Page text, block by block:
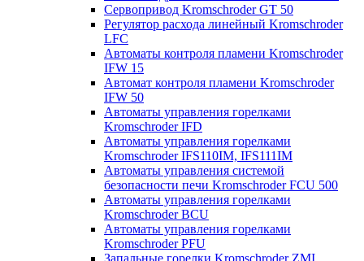
Cервопривод Kromschroder GT 50
Регулятор расхода линейный Kromschroder
LFC
Автоматы контроля пламени Kromschroder
IFW 15
Автомат контроля пламени Kromschroder
IFW 50
Автоматы управления горелками
Kromschroder IFD
Автоматы управления горелками
Kromschroder IFS110IM, IFS111IM
Автоматы управления системой
безопасности печи Kromschroder FCU 500
Автоматы управления горелками
Kromschroder BCU
Автоматы управления горелками
Kromschroder PFU
Запальные горелки Kromschroder ZМI